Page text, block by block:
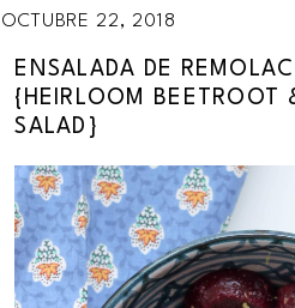
OCTUBRE 22, 2018
ENSALADA DE
{HEIRLOOM BEETROOT
SALAD}